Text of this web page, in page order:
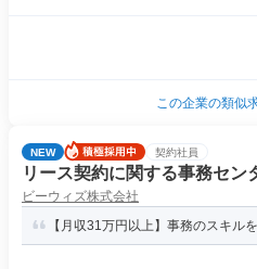
この企業の類似
NEW 契約社員
リース契約に関する事務セン
ビーウィズ株式会社
【月収31万円以上】事務のスキル